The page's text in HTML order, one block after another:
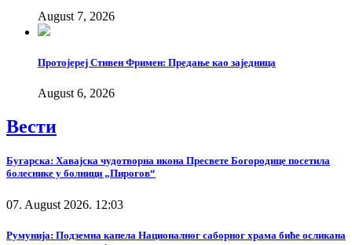
August 7, 2026
Протојереј Стивен Фримен: Предање као заједница
August 6, 2026
Вести
Бугарска: Хавајска чудотворна икона Пресвете Богородице посетила
болеснике у болници „Пирогов“
07. August 2026. 12:03
Румунија: Подземна капела Националног саборног храма биће осликана